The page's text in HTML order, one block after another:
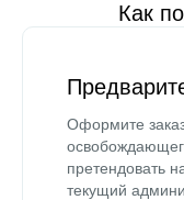
Как
Оформите
претендовать
текущий